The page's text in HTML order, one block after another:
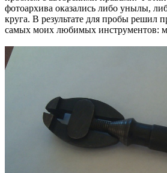
фотоархива оказались либо унылы,
круга. В результате для пробы решил
самых моих любимых инструментов: